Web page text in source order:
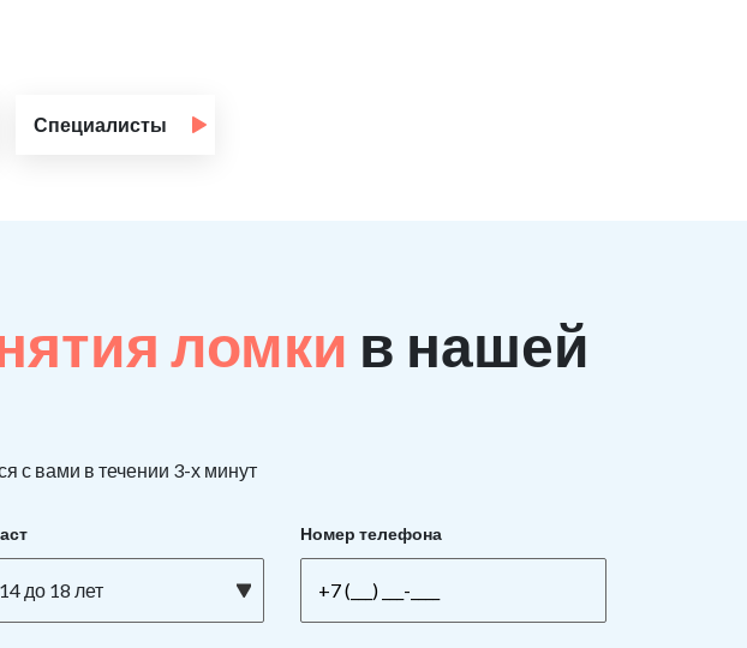
Специалисты
ломки в нашей
с вами в течении 3-х минут
до 18 лет
Номер телефона